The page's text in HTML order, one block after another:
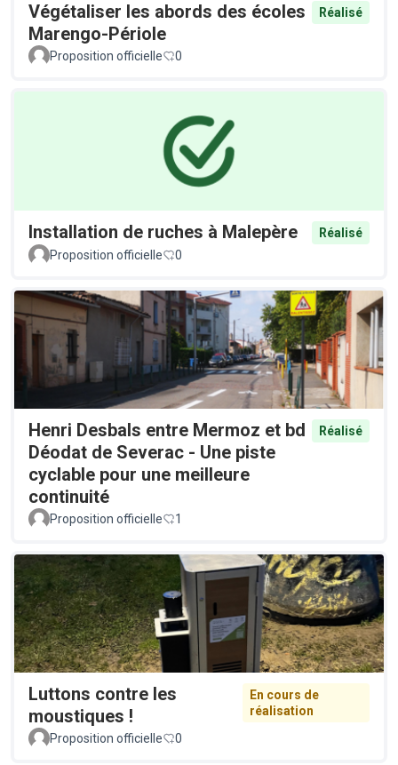
Végétaliser les abords des écoles
Marengo-Périole
Réalisé
Proposition officielle 0
Installation de ruches à Malepère
Réalisé
Proposition officielle
0
Henri Desbals entre Mermoz et bd
Déodat de Severac - Une piste
cyclable pour une meilleure
continuité
Réalisé
Proposition officielle 1
Luttons contre les
moustiques !
En cours de
réalisation
Proposition officielle
0